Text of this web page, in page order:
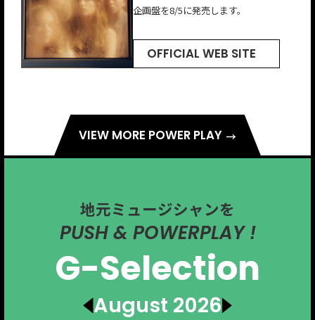
VIEW MORE POWER PLAY
企画盤を8/5に発売します。
OFFICIAL WEB SITE
Endとのコラボシングルもリリースし
OFFICIAL WEB SITE
ジャズの名門ヴァーヴレコードと契約
OFFICIAL WEB SITE
サウンドが特徴。
OFFICIAL WEB SITE
ク／アメリカーナの人気シンガー・ソ
OFFICIAL WEB SITE
地元ミュージシャンを
PUSH & POWERPLAY !
G-Selection
August 2026